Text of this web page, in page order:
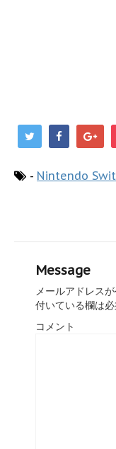
- Nintendo
Message
メールアドレス
付いている欄は
コメント